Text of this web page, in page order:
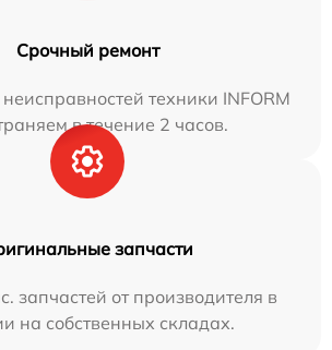
Срочный ремонт
техники INFORM
в течение 2 часов.
запчасти
запчастей от производителя в
на собственных складах.